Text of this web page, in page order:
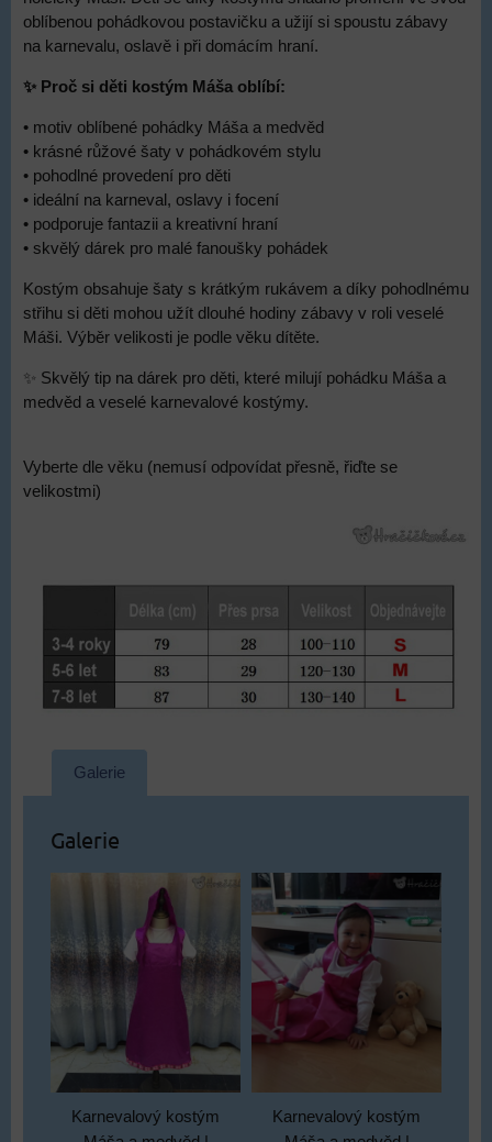
oblíbenou pohádkovou postavičku a užijí si spoustu zábavy
na karnevalu, oslavě i při domácím hraní.
✨ Proč si děti kostým Máša oblíbí:
• motiv oblíbené pohádky Máša a medvěd
• krásné růžové šaty v pohádkovém stylu
• pohodlné provedení pro děti
• ideální na karneval, oslavy i focení
• podporuje fantazii a kreativní hraní
• skvělý dárek pro malé fanoušky pohádek
Kostým obsahuje šaty s krátkým rukávem a díky pohodlnému
střihu si děti mohou užít dlouhé hodiny zábavy v roli veselé
Máši. Výběr velikosti je podle věku dítěte.
✨ Skvělý tip na dárek pro děti, které milují pohádku Máša a
medvěd a veselé karnevalové kostýmy.
Vyberte dle věku (nemusí odpovídat přesně, řiďte se
velikostmi)
Galerie
Galerie
Karnevalový kostým
Karnevalový kostým